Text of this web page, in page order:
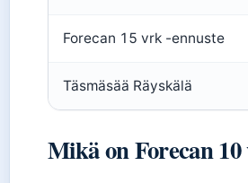
Forecan 15 vrk -ennuste
Täsmäsää Räyskälä
Mikä on Forecan